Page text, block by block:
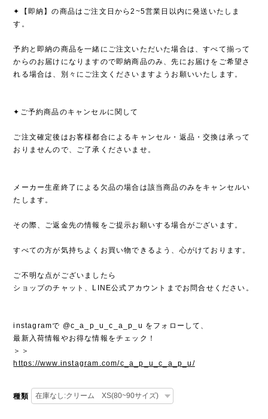
✦【即納】の商品はご注文日から2~5営業日以内に発送いたしま
す。
予約と即納の商品を一緒にご注文いただいた場合は、すべて揃って
からのお届けになりますので即納商品のみ、先にお届けをご希望さ
れる場合は、別々にご注文くださいますようお願いいたします。
✦ご予約商品のキャンセルに関して
ご注文確定後はお客様都合によるキャンセル・返品・交換は承って
おりませんので、ご了承くださいませ。
メーカー生産終了による欠品の場合は該当商品のみをキャンセルい
たします。
その際、ご返金先の情報をご提示お願いする場合がございます。
すべての方が気持ちよくお買い物できるよう、心がけております。
ご不明な点がございましたら
ショップのチャット、LINE公式アカウントまでお問合せください。
instagramで @c_a_p_u_c_a_p_u をフォローして、
最新入荷情報やお得な情報をチェック！
＞＞
https://www.instagram.com/c_a_p_u_c_a_p_u/
種類